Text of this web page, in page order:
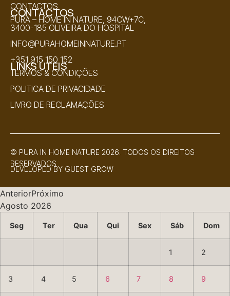
CONTACTOS
CONTACTOS
PURA – HOME IN NATURE, 94CW+7C,
3400-185 OLIVEIRA DO HOSPITAL
INFO@PURAHOMEINNATURE.PT
+351 915 150 152
LINKS ÚTEIS
TERMOS & CONDIÇÕES
POLITICA DE PRIVACIDADE
LIVRO DE RECLAMAÇÕES
© PURA IN HOME NATURE 2026. TODOS OS DIREITOS
RESERVADOS
DEVELOPED BY GUEST GROW
AnteriorPróximo
Agosto 2026
Seg Ter Qua Qui Sex Sáb Dom
1 2
3 4 5 6 7 8 9